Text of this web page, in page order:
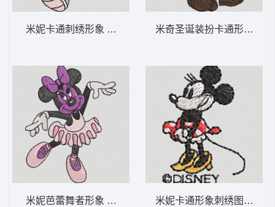
米妮卡通刺绣形象 米妮 45-DST格式
米妮芭蕾舞者形象 米妮 44-DST格式
米奇圣诞装扮卡通形象 米
米妮卡通形象刺绣图案 米